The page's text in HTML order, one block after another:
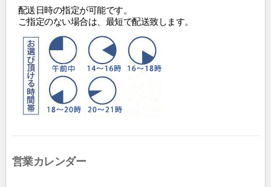
配送日時の指定が可能です。
ご指定のない場合は、最短で配送致します。
営業カレンダー